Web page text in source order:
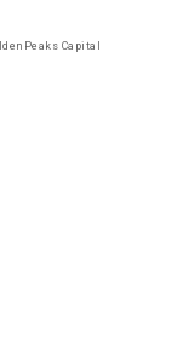
Capital